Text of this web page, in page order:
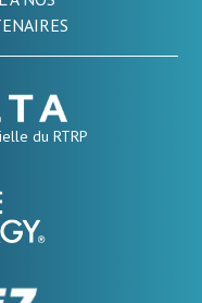
du RTRP